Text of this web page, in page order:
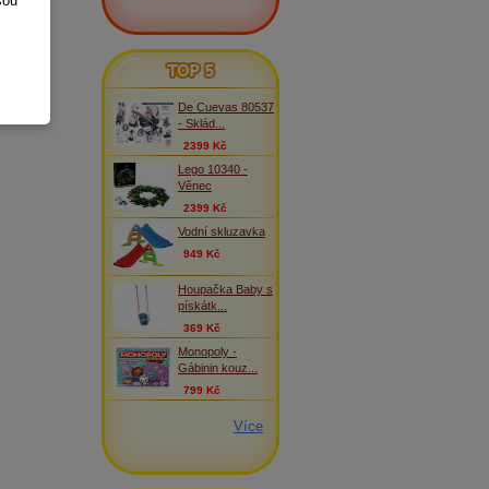
TOP 5
De Cuevas 80537
- Sklád...
2399 Kč
Lego 10340 -
Věnec
2399 Kč
Vodní skluzavka
949 Kč
Houpačka Baby s
pískátk...
369 Kč
Monopoly -
Gábinin kouz...
799 Kč
Více